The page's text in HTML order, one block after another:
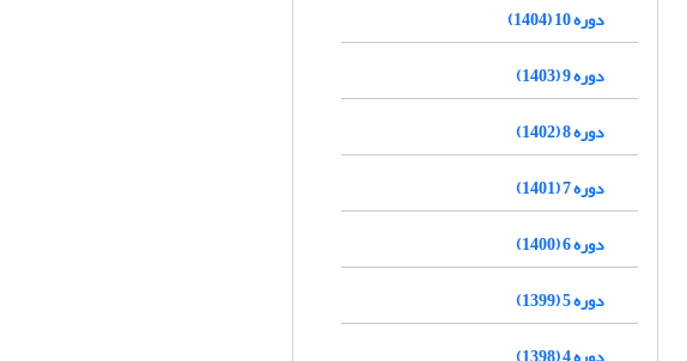
دوره 10 (1404)
دوره 9 (1403)
دوره 8 (1402)
دوره 7 (1401)
دوره 6 (1400)
دوره 5 (1399)